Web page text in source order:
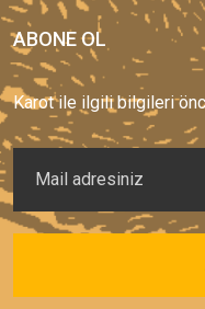
ABONE OL
Karot ile ilgili bilgileri